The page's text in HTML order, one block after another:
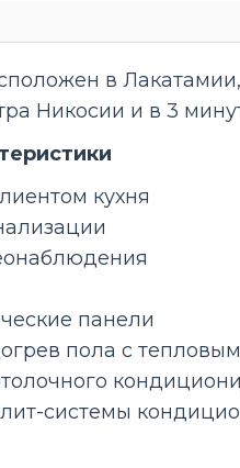
в
Никосии и в 3
кухня
панели
пола с
системы